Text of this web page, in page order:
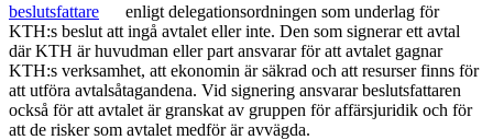
beslutsfattare
enligt delegationsordningen som underlag för
KTH:s beslut att ingå avtalet eller inte. Den som signerar ett avtal
där KTH är huvudman eller part ansvarar för att avtalet gagnar
KTH:s verksamhet, att ekonomin är säkrad och att resurser finns för
att utföra avtalsåtagandena. Vid signering ansvarar beslutsfattaren
också för att avtalet är granskat av gruppen för affärsjuridik och för
att de risker som avtalet medför är avvägda.